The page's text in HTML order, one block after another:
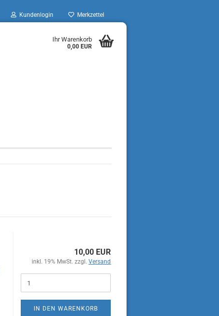
Kundenlogin Merkzettel
Ihr Warenkorb
0,00 EUR
10,00 EUR
inkl. 19% MwSt. zzgl.Versand
IN DEN WARENKORB